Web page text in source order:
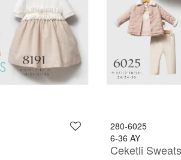
280-6025
6-36 AY